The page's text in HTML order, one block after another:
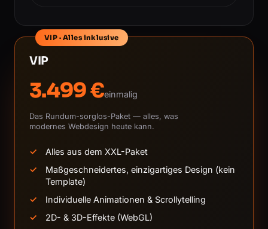
VIP · Alles inklusive
VIP
3.499 €einmalig
Das Rundum-sorglos-Paket — alles, was
modernes Webdesign heute kann.
Alles aus dem XXL-Paket
Maßgeschneidertes, einzigartiges Design (kein
Template)
Individuelle Animationen & Scrollytelling
2D- & 3D-Effekte (WebGL)